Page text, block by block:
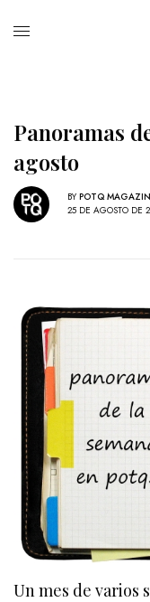
Panoramas
agosto
BY POTQ
25 DE AGOSTO DE
Un mes de varios